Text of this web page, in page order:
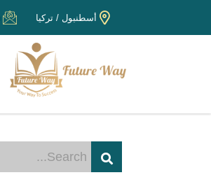
أسطنبول / تركيا